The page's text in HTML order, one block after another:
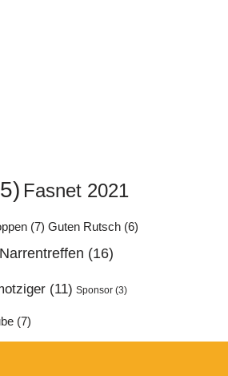
Fasnet 2021
(7) Guten Rutsch (6)
Narrentreffen (16)
(11) Sponsor (3)
(7)